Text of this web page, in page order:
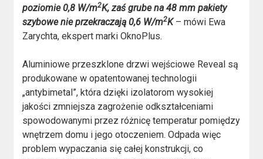
poziomie 0,8 W/m2K, zaś grube na 48 mm pakiety
szybowe nie przekraczają 0,6 W/m2K– mówi Ewa
Zarychta, ekspert marki OknoPlus.
Aluminiowe przeszklone drzwi wejściowe Reveal są
produkowane w opatentowanej technologii
„antybimetal”, która dzięki izolatorom wysokiej
jakości zmniejsza zagrożenie odkształceniami
spowodowanymi przez różnicę temperatur pomiędzy
wnętrzem domu i jego otoczeniem. Odpada więc
problem wypaczania się całej konstrukcji, co